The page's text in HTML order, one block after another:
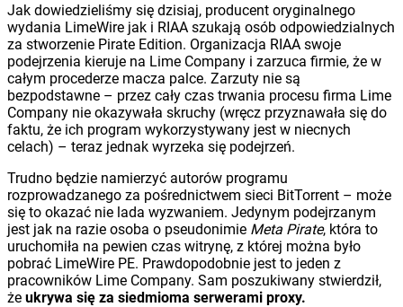
Jak dowiedzieliśmy się dzisiaj, producent oryginalnego
wydania LimeWire jak i RIAA szukają osób odpowiedzialnych
za stworzenie Pirate Edition. Organizacja RIAA swoje
podejrzenia kieruje na Lime Company i zarzuca firmie, że w
całym procederze macza palce. Zarzuty nie są
bezpodstawne – przez cały czas trwania procesu firma Lime
Company nie okazywała skruchy (wręcz przyznawała się do
faktu, że ich program wykorzystywany jest w niecnych
celach) – teraz jednak wyrzeka się podejrzeń.
Trudno będzie namierzyć autorów programu
rozprowadzanego za pośrednictwem sieci BitTorrent – może
się to okazać nie lada wyzwaniem. Jedynym podejrzanym
jest jak na razie osoba o pseudonimie Meta Pirate, która to
uruchomiła na pewien czas witrynę, z której można było
pobrać LimeWire PE. Prawdopodobnie jest to jeden z
pracowników Lime Company. Sam poszukiwany stwierdził,
że ukrywa się za siedmioma serwerami proxy.